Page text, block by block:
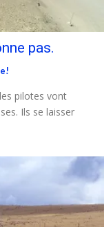
pas.
pilotes vont
Ils se laisser